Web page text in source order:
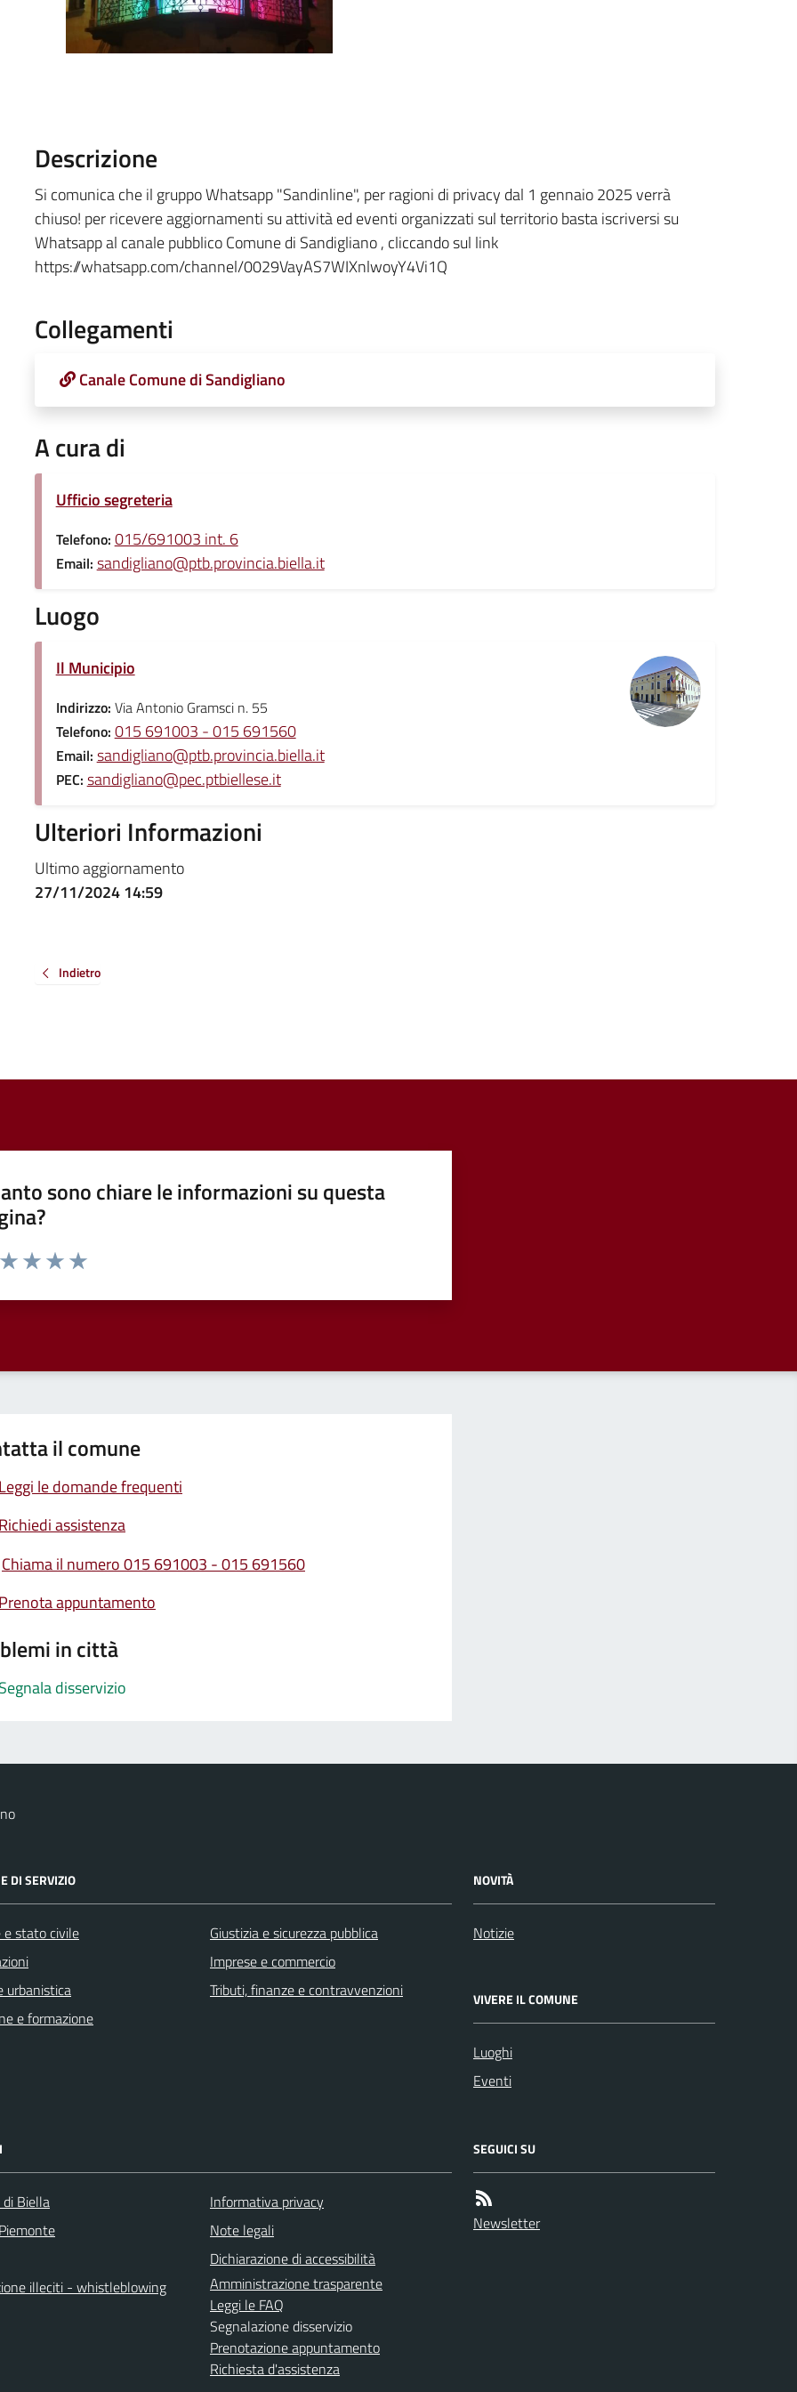
Descrizione
Si comunica che il gruppo Whatsapp "Sandinline", per ragioni di privacy dal 1 gennaio 2025 verrà
chiuso! per ricevere aggiornamenti su attività ed eventi organizzati sul territorio basta iscriversi su
Whatsapp al canale pubblico Comune di Sandigliano , cliccando sul link
https://whatsapp.com/channel/0029VayAS7WIXnlwoyY4Vi1Q
Collegamenti
Canale Comune di Sandigliano
A cura di
Ufficio segreteria
Telefono: 015/691003 int. 6
Email: sandigliano@ptb.provincia.biella.it
Luogo
Il Municipio
Indirizzo: Via Antonio Gramsci n. 55
Telefono: 015 691003 - 015 691560
Email: sandigliano@ptb.provincia.biella.it
PEC: sandigliano@pec.ptbiellese.it
Ulteriori Informazioni
Ultimo aggiornamento
27/11/2024 14:59
Indietro
sono chiare le informazioni su questa
da 1 a 5 stelle la pagina
il comune
le domande frequenti
assistenza
Chiama il numero 015 691003 - 015 691560
appuntamento
in città
disservizio
DI SERVIZIO
e stato civile
urbanistica
e formazione
Giustizia e sicurezza pubblica
Imprese e commercio
Tributi, finanze e contravvenzioni
NOVITÀ
Notizie
VIVERE IL COMUNE
Luoghi
Eventi
Biella
illeciti - whistleblowing
Informativa privacy
Note legali
Dichiarazione di accessibilità
Amministrazione trasparente
Leggi le FAQ
Segnalazione disservizio
Prenotazione appuntamento
Richiesta d'assistenza
SEGUICI SU
Newsletter